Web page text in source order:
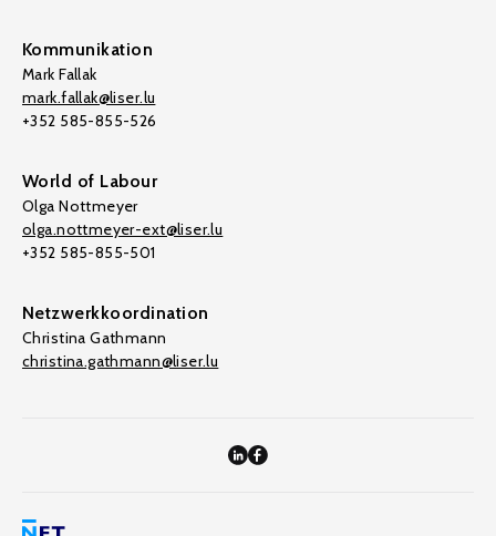
Kommunikation
Mark Fallak
mark.fallak@liser.lu
+352 585-855-526
World of Labour
Olga Nottmeyer
olga.nottmeyer-ext@liser.lu
+352 585-855-501
Netzwerkkoordination
Christina Gathmann
christina.gathmann@liser.lu